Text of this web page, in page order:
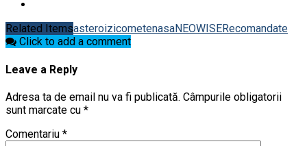
Related ItemsasteroizicometenasaNEOWISERecomandate
Click to add a comment
Leave a Reply
Adresa ta de email nu va fi publicată. Câmpurile obligatorii
sunt marcate cu *
Comentariu *